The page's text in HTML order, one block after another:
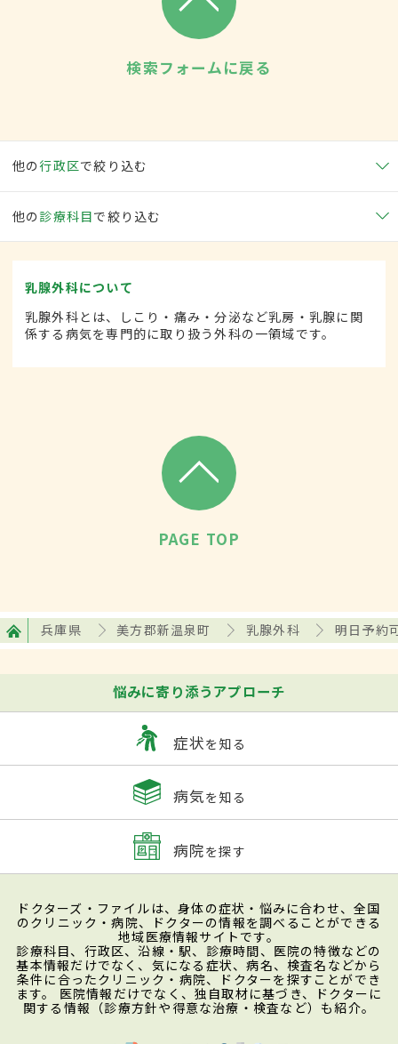
検索フォームに戻る
他の行政区で絞り込む
他の 診療科目で絞り込む
乳腺外科について
乳腺外科とは、しこり・痛み・分泌など乳房・乳腺に関
係する病気を専門的に取り扱う外科の一領域です。
PAGE TOP
兵庫県 美方郡新温泉町 乳腺外科 明日予約
悩みに寄り添うアプローチ
症状を知る
病気を知る
病院を探す
ドクターズ・ファイルは、身体の症状・悩みに合わせ、全国
のクリニック・病院、ドクターの情報を調べることができる
地域医療情報サイトです。
診療科目、行政区、沿線・駅、診療時間、医院の特徴などの
基本情報だけでなく、気になる症状、病名、検査名などから
条件に合ったクリニック・病院、ドクターを探すことができ
ます。 医院情報だけでなく、独自取材に基づき、ドクターに
関する情報（診療方針や得意な治療・検査など）も紹介。